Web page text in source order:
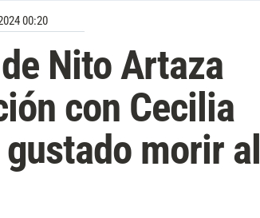
00:20
Nito Artaza
con Cecilia
morir al